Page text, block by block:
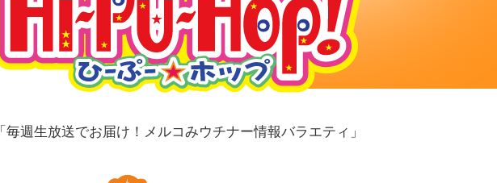
「毎週生放送でお届け！メルコみウチナー情報バラエティ」